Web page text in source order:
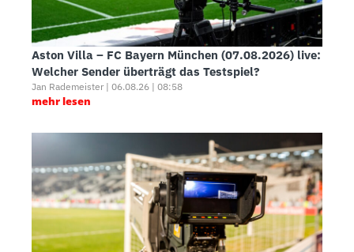
Aston Villa – FC Bayern München (07.08.2026) live:
Welcher Sender überträgt das Testspiel?
Jan Rademeister | 06.08.26 | 08:58
mehr lesen